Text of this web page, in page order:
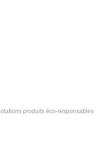
produits éco-responsables